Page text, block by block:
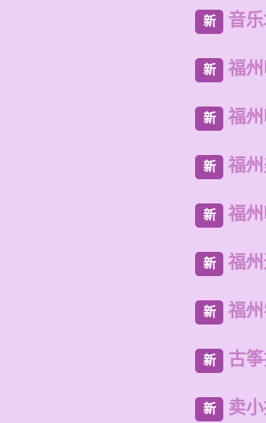
新 音
新 福
新 福
新 福
新 福
新 福
新 福
新 古
新 卖